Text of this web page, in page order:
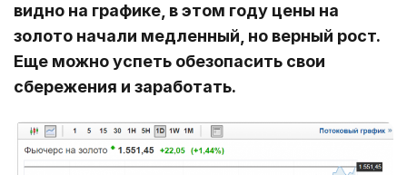
видно на графике, в этом году цены на
золото начали медленный, но верный рост.
Еще можно успеть обезопасить свои
сбережения и заработать.